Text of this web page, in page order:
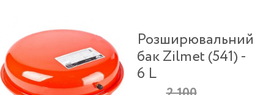
Розширювальний
бак Zilmet (541) -
6 L